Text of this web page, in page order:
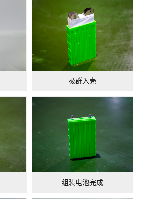
极群入壳
组装电池完成